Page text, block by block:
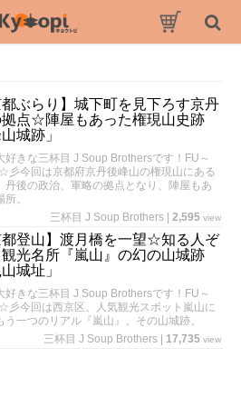
都ぶらり】城下町を見下ろす京丹
点☆陣屋もあった権現山史跡
山城跡」
好きな三杯目 J Soup Brothersです！FU～
彡今回は京都府京丹後峰山の権現山にある
丹後の政治、軍略の拠点となり、陣屋もあ
所。
三杯目 J Soup Brothers
2,595 view
都登山】渡月橋を一望☆知る人ぞ
光名所『嵐山』の幻の山城跡
山城址」
好きな三杯目 J Soup Brothersです！FU～
彡今回は西京区、人気観光スポット嵐山に
う一つのリアル『嵐山』。その山城跡。
三杯目 J Soup Brothers
17,735 view